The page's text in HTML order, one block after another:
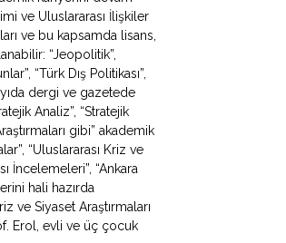
ve Uluslararası İlişkiler
ve bu kapsamda lisans,
“Jeopolitik”,
“Türk Dış Politikası”,
dergi ve gazetede
Analiz”, “Stratejik
gibi” akademik
“Uluslararası Kriz ve
İncelemeleri”, “Ankara
hali hazırda
ve Siyaset Araştırmaları
Erol, evli ve üç çocuk